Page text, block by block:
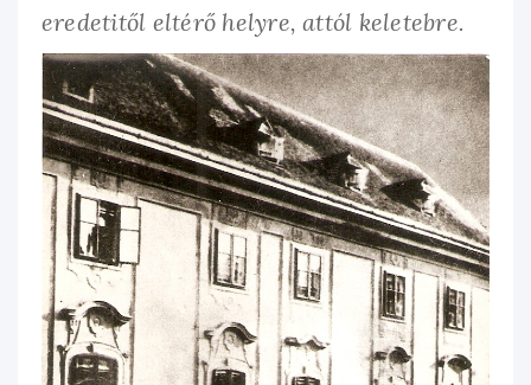
eredetitől eltérő helyre, attól keletebre.